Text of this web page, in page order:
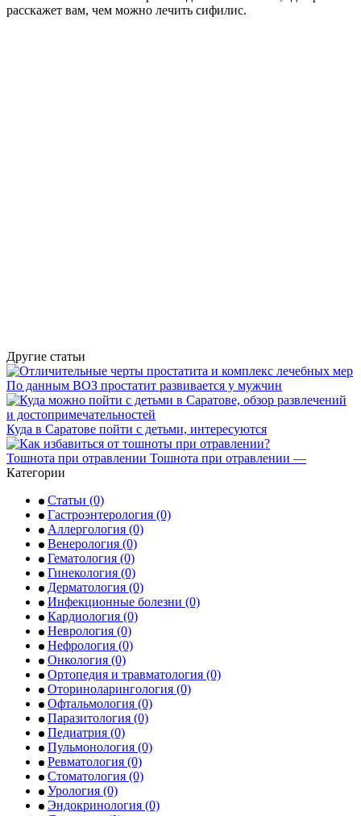
расскажет вам, чем можно лечить сифилис.
Другие статьи
По данным ВОЗ простатит развивается у мужчин
Куда в Саратове пойти с детьми, интересуются
Тошнота при отравлении Тошнота при отравлении —
Категории
Статьи (0)
Гастроэнтерология (0)
Аллергология (0)
Венерология (0)
Гематология (0)
Гинекология (0)
Дерматология (0)
Инфекционные болезни (0)
Кардиология (0)
Неврология (0)
Нефрология (0)
Онкология (0)
Ортопедия и травматология (0)
Оториноларингология (0)
Офтальмология (0)
Паразитология (0)
Педиатрия (0)
Пульмонология (0)
Ревматология (0)
Стоматология (0)
Урология (0)
Эндокринология (0)